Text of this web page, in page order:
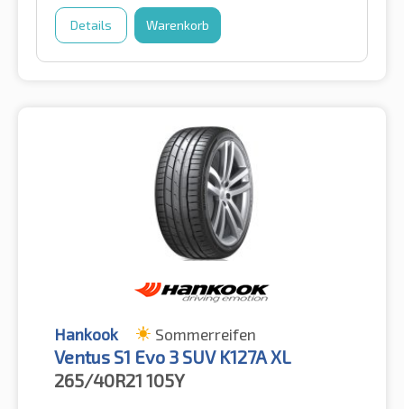
Details Warenkorb
Hankook Sommerreifen
Ventus S1 Evo 3 SUV K127A XL
265/40R21 105Y